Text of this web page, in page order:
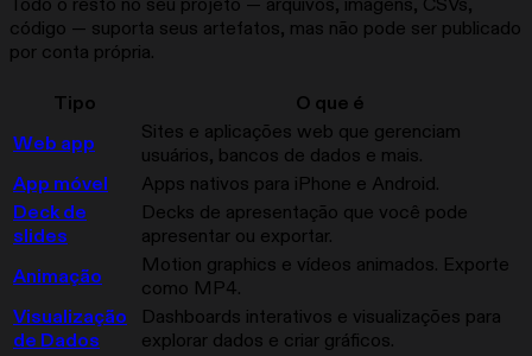
Todo o resto no seu projeto — arquivos, imagens, CSVs,
código — suporta seus artefatos, mas não pode ser publicado
por conta própria.
Tipo
O que é
Web app
Sites e aplicações web que gerenciam
usuários, bancos de dados e mais.
App móvel
Apps nativos para iPhone e Android.
Deck de
slides
Decks de apresentação que você pode
apresentar ou exportar.
Animação
Motion graphics e vídeos animados. Exporte
como MP4.
Visualização
de Dados
Dashboards interativos e visualizações para
explorar dados e criar gráficos.